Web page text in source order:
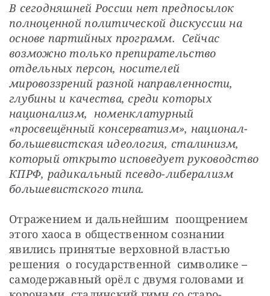
В сегодняшней России нет предпосылок
полноценной политической дискуссии на
основе партийных программ.  Сейчас
возможно только препирательство
отдельных персон, носителей
мировоззрений разной направленности,
глубины и качества, среди которых
национализм,  номенклатурный
«просвещённый консерватизм», национал-
большевистская идеология, сталинизм,
который открыто исповедует руководство
КПРФ, радикальный псевдо-либерализм
большевистского типа.
Отражением и дальнейшим  поощрением
этого хаоса в общественном сознании
явились принятые верховной властью
решения  о государственной  символике –
самодержавный орёл с двумя головами и